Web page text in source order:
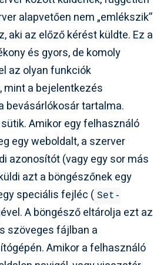
alapvetően nem „emlékszik”
aki az előző kérést küldte. Ez a
és gyors, de komoly
az olyan funkciók
mint a bejelentkezés
bevásárlókosár tartalma.
Amikor egy felhasználó
egy weboldalt, a szerver
azonosítót (vagy egy sor más
azt a böngészőnek egy
speciális fejléc ( Set-
A böngésző eltárolja ezt az
szöveges fájlban a
Amikor a felhasználó